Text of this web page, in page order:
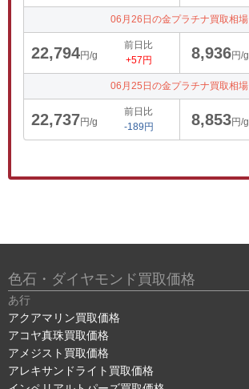
06月26日の金プラチナ買取相場
22,794円/g
前日比
+57円
8,936円/g
06月25日の金プラチナ買取相場
22,737円/g
前日比
-189円
8,853円/g
色石・ダイヤモンド買取価格
あ行
アクアマリン買取価格
アコヤ真珠買取価格
アメジスト買取価格
アレキサンドライト買取価格